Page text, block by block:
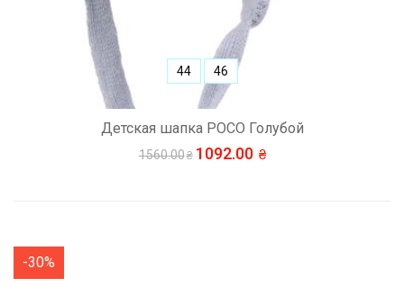
Детская шапка POCO Голубой
1560.00 1092.00
44 46
-30%